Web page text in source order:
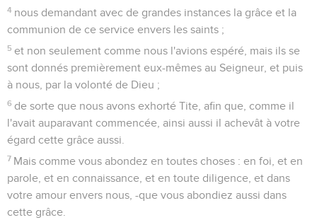
4 nous demandant avec de grandes instances la grâce et la
communion de ce service envers les saints ;
5 et non seulement comme nous l'avions espéré, mais ils se
sont donnés premièrement eux-mêmes au Seigneur, et puis
à nous, par la volonté de Dieu ;
6 de sorte que nous avons exhorté Tite, afin que, comme il
l'avait auparavant commencée, ainsi aussi il achevât à votre
égard cette grâce aussi.
7 Mais comme vous abondez en toutes choses : en foi, et en
parole, et en connaissance, et en toute diligence, et dans
votre amour envers nous, -que vous abondiez aussi dans
cette grâce.